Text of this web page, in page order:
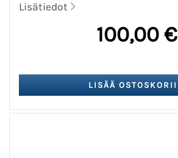
Lisätiedot
100,00 €